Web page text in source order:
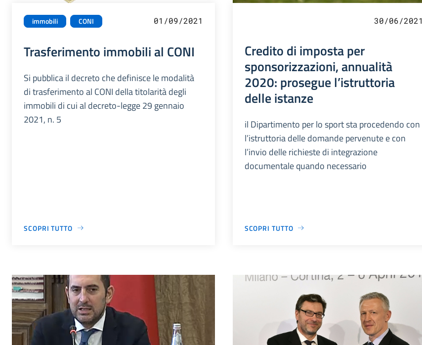
immobili CONI 01/09/2021
Trasferimento immobili al CONI
Si pubblica il decreto che definisce le modalità
di trasferimento al CONI della titolarità degli
immobili di cui al decreto-legge 29 gennaio
2021, n. 5
SCOPRI TUTTO
30/06/2021
Credito di imposta per
sponsorizzazioni, annualità
2020: prosegue l’istruttoria
delle istanze
il Dipartimento per lo sport sta procedendo con
l’istruttoria delle domande pervenute e con
l’invio delle richieste di integrazione
documentale quando necessario
SCOPRI TUTTO